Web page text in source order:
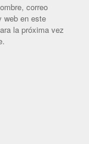
correo
web en este
la próxima vez